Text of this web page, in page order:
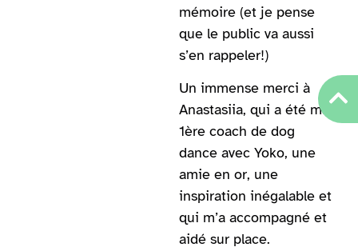
mémoire (et je pense
que le public va aussi
s’en rappeler!)
Un immense merci à
Anastasiia, qui a été ma
1ère coach de dog
dance avec Yoko, une
amie en or, une
inspiration inégalable et
qui m’a accompagné et
aidé sur place.